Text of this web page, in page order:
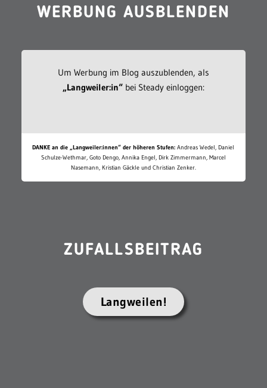
WERBUNG AUSBLENDEN
Um Werbung im Blog auszublenden, als
„Langweiler:in“bei Steady einloggen:
DANKE an die „Langweiler:innen“ der höheren Stufen: Andreas Wedel, Daniel
Schulze-Wethmar, Goto Dengo, Annika Engel, Dirk Zimmermann, Marcel
Nasemann, Kristian Gäckle und Christian Zenker.
ZUFALLSBEITRAG
Langweilen!